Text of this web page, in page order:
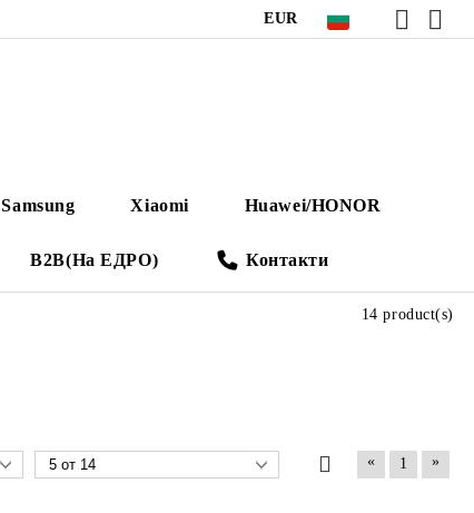
EUR
Samsung Xiaomi Huawei/HONOR
B2B(На ЕДРО) Контакти
14 product(s)
« 1 »